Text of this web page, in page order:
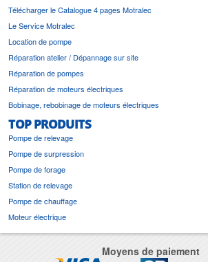
Télécharger le Catalogue 4 pages Motralec
Le Service Motralec
Location de pompe
Réparation atelier / Dépannage sur site
Réparation de pompes
Réparation de moteurs électriques
Bobinage, rebobinage de moteurs électriques
TOP PRODUITS
Pompe de relevage
Pompe de surpression
Pompe de forage
Station de relevage
Pompe de chauffage
Moteur électrique
Moyens de paiement